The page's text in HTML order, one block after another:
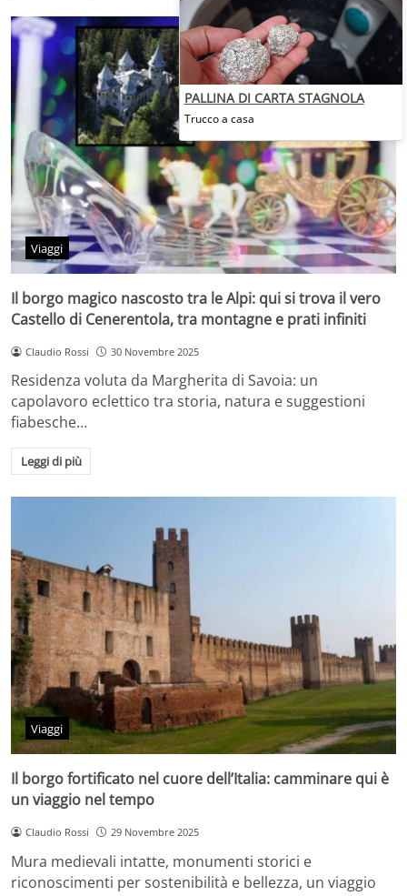
Viaggi
Il borgo magico nascosto tra le Alpi: qui si trova il vero
Castello di Cenerentola, tra montagne e prati infiniti
Claudio Rossi 30 Novembre 2025
Residenza voluta da Margherita di Savoia: un
capolavoro eclettico tra storia, natura e suggestioni
fiabesche…
Leggi di più
Viaggi
Il borgo fortificato nel cuore dell’Italia: camminare qui è
un viaggio nel tempo
Claudio Rossi 29 Novembre 2025
Mura medievali intatte, monumenti storici e
riconoscimenti per sostenibilità e bellezza, un viaggio
PALLINA DI CARTA STAGNOLA
Trucco a casa